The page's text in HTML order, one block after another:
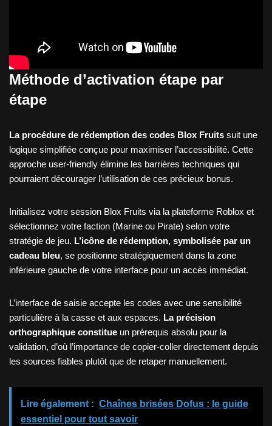
Méthode d’activation étape par
étape
La procédure de rédemption des codes Blox Fruits suit une
logique simplifiée conçue pour maximiser l’accessibilité. Cette
approche user-friendly élimine les barrières techniques qui
pourraient décourager l’utilisation de ces précieux bonus.
Initialisez votre session Blox Fruits via la plateforme Roblox et
sélectionnez votre faction (Marine ou Pirate) selon votre
stratégie de jeu. L’icône de rédemption, symbolisée par un
cadeau bleu, se positionne stratégiquement dans la zone
inférieure gauche de votre interface pour un accès immédiat.
L’interface de saisie accepte les codes avec une sensibilité
particulière à la casse et aux espaces. La précision
orthographique constitue un prérequis absolu pour la
validation, d’où l’importance de copier-coller directement depuis
les sources fiables plutôt que de retaper manuellement.
Lire également : Chaînes brisées Dofus : le guide
essentiel pour tout savoir